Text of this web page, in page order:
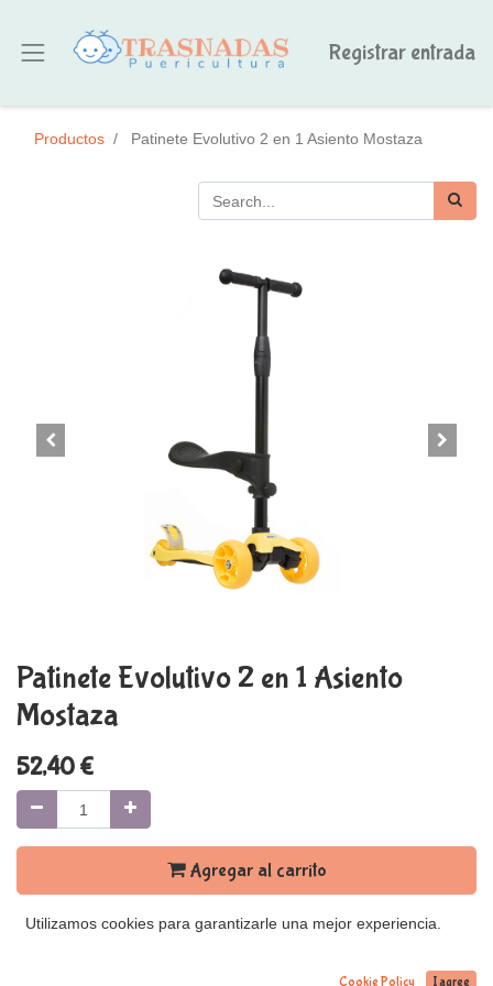
Registrar entrada
Productos Patinete Evolutivo 2 en 1 Asiento Mostaza
Patinete Evolutivo 2 en 1 Asiento
Mostaza
52,40€
Agregar al carrito
Utilizamos cookies para garantizarle una mejor experiencia.
Cookie Policy I agree